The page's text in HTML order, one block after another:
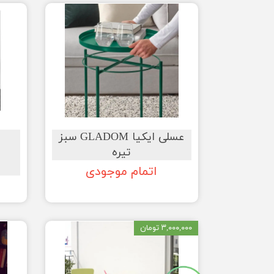
عسلی ایکیا GLADOM سبز
تیره
اتمام موجودی
۳,۰۰۰,۰۰۰ تومان